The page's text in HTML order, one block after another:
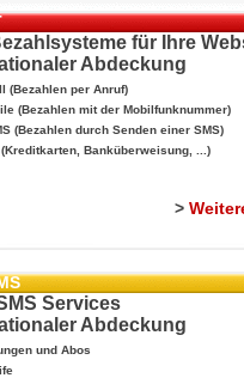
für Ihre
Abdeckung
(Bezahlen per Anruf)
(Bezahlen mit der Mobilfunknummer)
(Bezahlen durch Senden einer SMS)
Banküberweisung, ...)
>
Services
Abdeckung
und Abos